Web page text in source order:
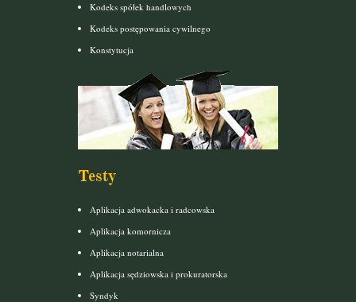
Kodeks spółek handlowych
Kodeks postępowania cywilnego
Konstytucja
Testy
Aplikacja adwokacka i radcowska
Aplikacja komornicza
Aplikacja notarialna
Aplikacja sędziowska i prokuratorska
Syndyk